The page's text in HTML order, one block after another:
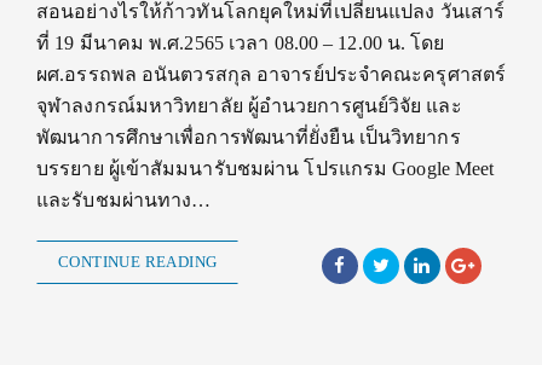
สอนอย่างไรให้ก้าวทันโลกยุคใหม่ที่เปลี่ยนแปลง วันเสาร์
ที่ 19 มีนาคม พ.ศ.2565 เวลา 08.00 – 12.00 น. โดย
ผศ.อรรถพล อนันตวรสกุล อาจารย์ประจำคณะครุศาสตร์
จุฬาลงกรณ์มหาวิทยาลัย ผู้อำนวยการศูนย์วิจัย และ
พัฒนาการศึกษาเพื่อการพัฒนาที่ยั่งยืน เป็นวิทยากร
บรรยาย ผู้เข้าสัมมนารับชมผ่าน โปรแกรม Google Meet
และรับชมผ่านทาง…
CONTINUE READING